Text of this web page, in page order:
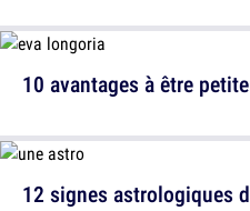
10 avantages à être petite
12 signes astrologiques